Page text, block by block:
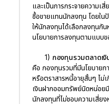
และเป็นการกระจายความเสี่
ซื้อขายแทนนักลงทุน โดยใน
ให้นักลงทุนได้เลือกลงทุนกัน
นโยบายการลงทุนตามแบบ
1) กองทุนรวมตลาดเ
คือ กองทุนรวมที่มีนโยบายก
หรือตราสารหนี้อายุสั้นๆ ไม่
เงินฝากออมทรัพย์นิดหน่อย
นักลงทุนที่ไม่ชอบความเสี่ย